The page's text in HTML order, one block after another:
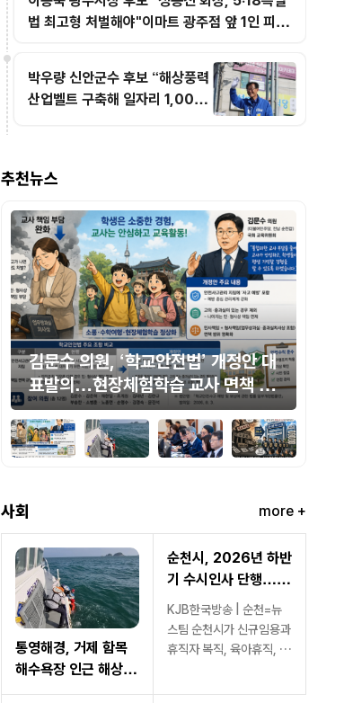
해 손 맞잡아야"… 민 후보 공약 확약 및 연계 추
법 최고형 처벌해야"이마트 광주점 앞 1인 피켓
박우량 신안군수 후보 “해상풍력
산업벨트 구축해 일자리 1,000
추천뉴스
통영해경, 거제 함목해수욕장 인근
해상서 표류자 4명 잇따라 구조
사회 more +
통영해경, 거제 함목
해수욕장 인근 해상서
표류자 4명 잇따라 구
순천시, 2026년 하반
기 수시인사 단행…신
규임용·복직 등 20명
KJB한국방송 | 순천=뉴
스팀 순천시가 신규임용과
휴직자 복직, 육아휴직, 시